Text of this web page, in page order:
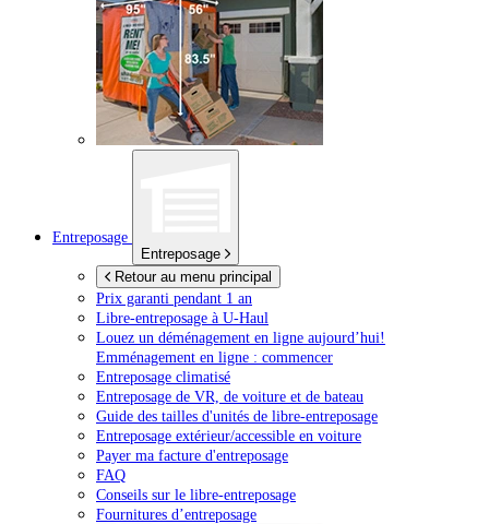
Entreposage
Entreposage
Retour au menu principal
Prix garanti pendant 1 an
Libre-entreposage à U-Haul
Louez un déménagement en ligne aujourd’hui!
Emménagement en ligne : commencer
Entreposage climatisé
Entreposage de VR, de voiture et de bateau
Guide des tailles d'unités de libre-entreposage
Entreposage extérieur/accessible en voiture
Payer ma facture d'entreposage
FAQ
Conseils sur le libre-entreposage
Fournitures d’entreposage